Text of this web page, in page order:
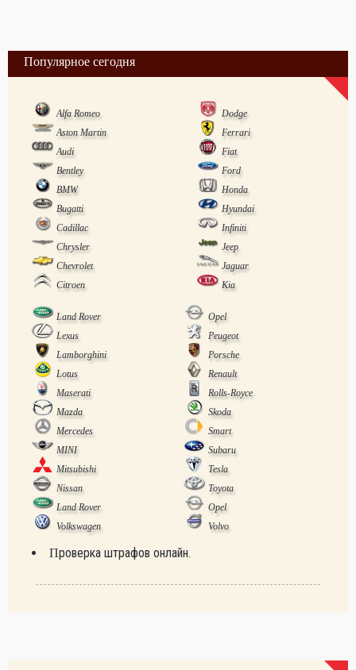
Популярное сегодня
Alfa Romeo
Dodge
Aston Martin
Ferrari
Audi
Fiat
Bentley
Ford
BMW
Honda
Bugatti
Hyundai
Cadillac
Infiniti
Chrysler
Jeep
Chevrolet
Jaguar
Citroen
Kia
Land Rover
Opel
Lexus
Peugeot
Lamborghini
Porsche
Lotus
Renault
Maserati
Rolls-Royce
Mazda
Skoda
Mercedes
Smart
MINI
Subaru
Mitsubishi
Tesla
Nissan
Toyota
Land Rover
Opel
Volkswagen
Volvo
Проверка штрафов онлайн.